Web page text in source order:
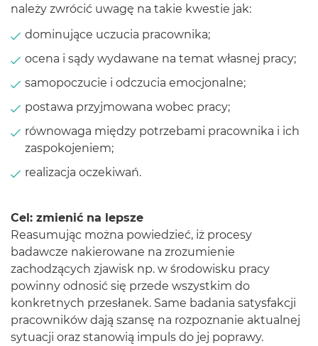
należy zwrócić uwagę na takie kwestie jak:
dominujące uczucia pracownika;
ocena i sądy wydawane na temat własnej pracy;
samopoczucie i odczucia emocjonalne;
postawa przyjmowana wobec pracy;
równowaga między potrzebami pracownika i ich
zaspokojeniem;
realizacja oczekiwań.
Cel: zmienić na lepsze
Reasumując można powiedzieć, iż procesy
badawcze nakierowane na zrozumienie
zachodzących zjawisk np. w środowisku pracy
powinny odnosić się przede wszystkim do
konkretnych przesłanek. Same badania satysfakcji
pracowników dają szansę na rozpoznanie aktualnej
sytuacji oraz stanowią impuls do jej poprawy.